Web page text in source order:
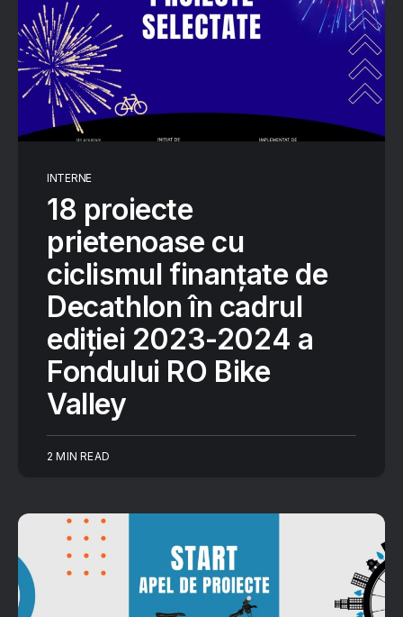
INTERNE
18 proiecte
prietenoase cu
ciclismul finanțate de
Decathlon în cadrul
ediției 2023-2024 a
Fondului RO Bike
Valley
2 MIN READ